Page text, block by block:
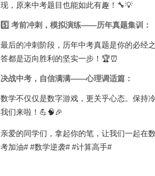
现，原来中考题目也能如此有趣！🔧💡
5️⃣ 考前冲刺，模拟演练——历年真题集训：
最后的冲刺阶段，历年中考真题是你的必经
答都是迈向胜利的坚实一步！🏆⏰
决战中考，自信满满——心理调适篇：
数学不仅仅是数字游戏，更关乎心态。保持
我们来啦！💪🧠🎉
亲爱的同学们，拿起你的笔，让我们一起在
考加油# #数学逆袭# #计算高手#